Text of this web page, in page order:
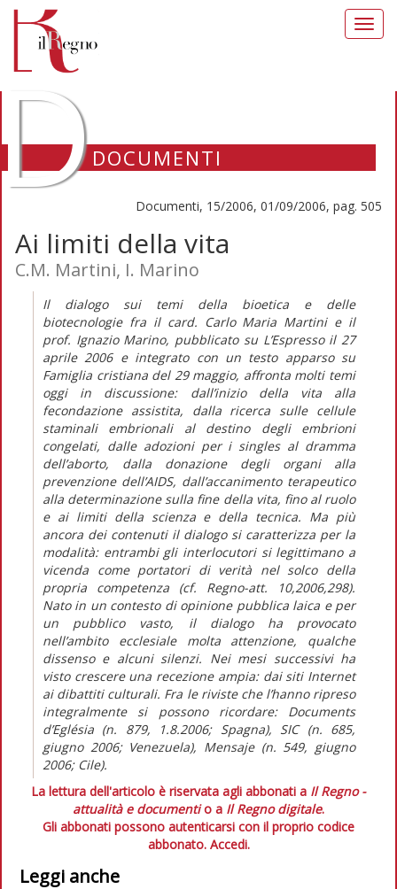
DOCUMENTI
Documenti, 15/2006, 01/09/2006, pag. 505
Ai limiti della vita
C.M. Martini, I. Marino
Il dialogo sui temi della bioetica e delle
biotecnologie fra il card. Carlo Maria Martini e il
prof. Ignazio Marino, pubblicato su L’Espresso il 27
aprile 2006 e integrato con un testo apparso su
Famiglia cristiana del 29 maggio, affronta molti temi
oggi in discussione: dall’inizio della vita alla
fecondazione assistita, dalla ricerca sulle cellule
staminali embrionali al destino degli embrioni
congelati, dalle adozioni per i singles al dramma
dell’aborto, dalla donazione degli organi alla
prevenzione dell’AIDS, dall’accanimento terapeutico
alla determinazione sulla fine della vita, fino al ruolo
e ai limiti della scienza e della tecnica. Ma più
ancora dei contenuti il dialogo si caratterizza per la
modalità: entrambi gli interlocutori si legittimano a
vicenda come portatori di verità nel solco della
propria competenza (cf. Regno-att. 10,2006,298).
Nato in un contesto di opinione pubblica laica e per
un pubblico vasto, il dialogo ha provocato
nell’ambito ecclesiale molta attenzione, qualche
dissenso e alcuni silenzi. Nei mesi successivi ha
visto crescere una recezione ampia: dai siti Internet
ai dibattiti culturali. Fra le riviste che l’hanno ripreso
integralmente si possono ricordare: Documents
d’Eglésia (n. 879, 1.8.2006; Spagna), SIC (n. 685,
giugno 2006; Venezuela), Mensaje (n. 549, giugno
2006; Cile).
La lettura dell'articolo è riservata agli abbonati a Il Regno -
attualità e documentio a Il Regno digitale.
Gli abbonati possono autenticarsi con il proprio codice
abbonato. Accedi.
Leggi anche